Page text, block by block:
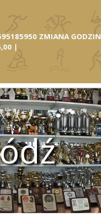
ZMIANA GODZIN
|